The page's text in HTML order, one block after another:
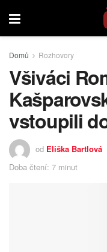
Domů Rozhovory
Všiváci
vstoupili
od Eliška Bartlová
Doba čtení: 7 minut